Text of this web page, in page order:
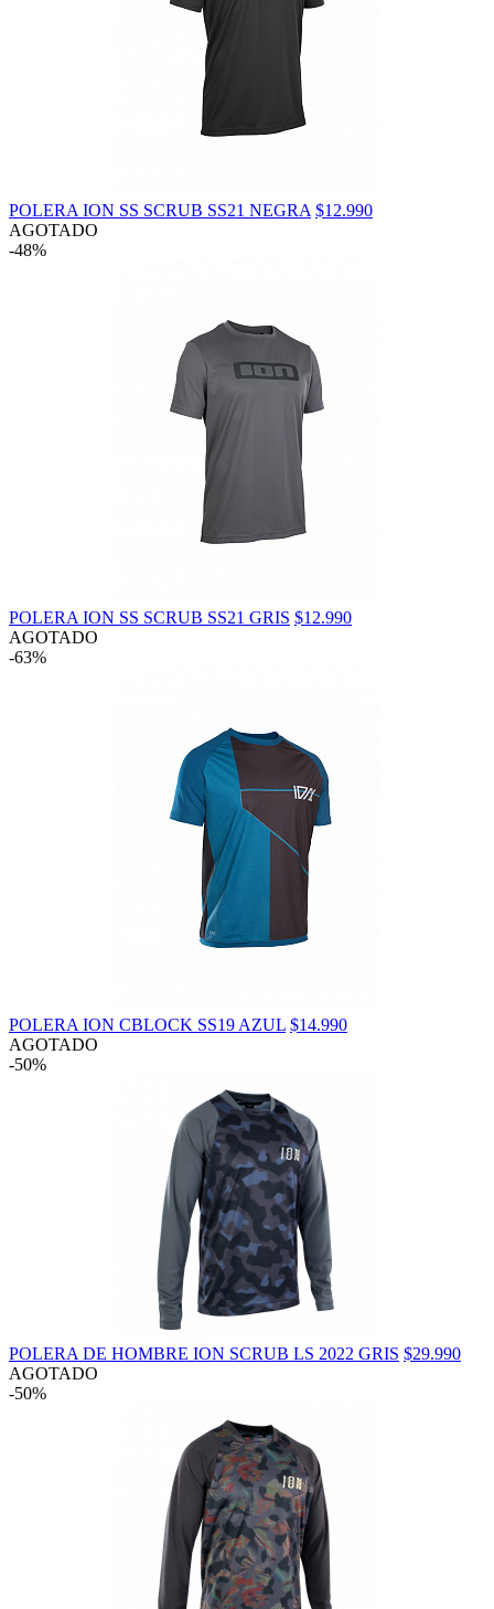
POLERA ION SS SCRUB SS21 NEGRA $12.990
AGOTADO
-48%
POLERA ION SS SCRUB SS21 GRIS $12.990
AGOTADO
-63%
POLERA ION CBLOCK SS19 AZUL $14.990
AGOTADO
-50%
POLERA DE HOMBRE ION SCRUB LS 2022 GRIS $29.990
AGOTADO
-50%